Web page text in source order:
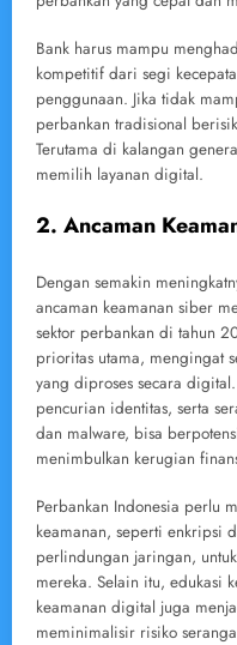
Bank harus mampu
kompetitif dari segi
penggunaan. Jika tidak
perbankan tradisional
Terutama di kalangan
memilih layanan digital.
2. Ancaman
Dengan semakin
ancaman keamanan siber
sektor perbankan di tahun
prioritas utama, mengingat
yang diproses secara
pencurian identitas, serta
dan malware, bisa
menimbulkan kerugian
Perbankan Indonesia perlu
keamanan, seperti enkripsi
perlindungan jaringan,
mereka. Selain itu, edukasi
keamanan digital juga
meminimalisir risiko